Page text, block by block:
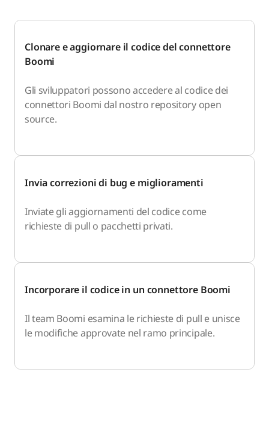
Clonare e aggiornare il codice del connettore
Boomi
Gli sviluppatori possono accedere al codice dei
connettori Boomi dal nostro repository open
source.
Invia correzioni di bug e miglioramenti
Inviate gli aggiornamenti del codice come
richieste di pull o pacchetti privati.
Incorporare il codice in un connettore Boomi
Il team Boomi esamina le richieste di pull e unisce
le modifiche approvate nel ramo principale.